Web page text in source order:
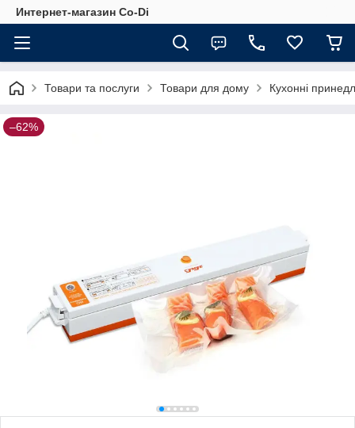
Интернет-магазин Co-Di
Товари та послуги Товари для дому Кухонні
–62%